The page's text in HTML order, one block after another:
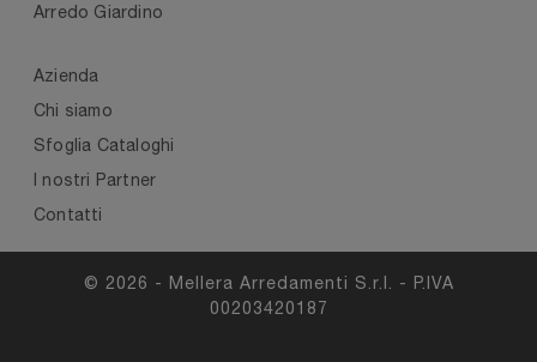
Arredo Giardino
Azienda
Chi siamo
Sfoglia Cataloghi
I nostri Partner
Contatti
© 2026 - Mellera Arredamenti S.r.l. - P.IVA
00203420187